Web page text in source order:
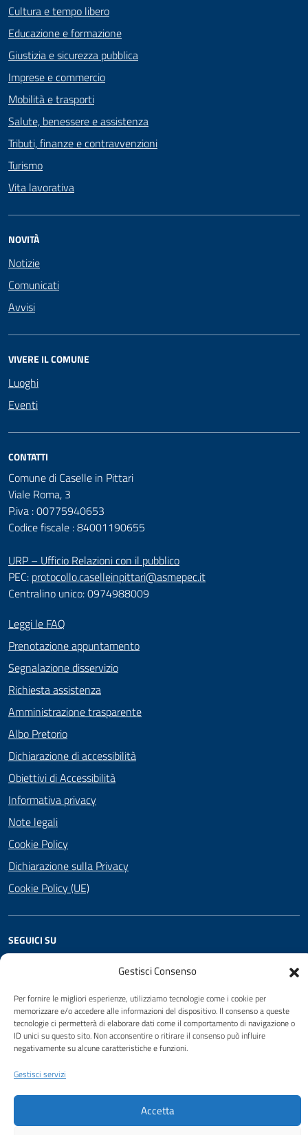
Gestisci Consenso
Per fornire le migliori esperienze, utilizziamo tecnologie come i cookie per
memorizzare e/o accedere alle informazioni del dispositivo. Il consenso a queste
tecnologie ci permetterà di elaborare dati come il comportamento di navigazione o
ID unici su questo sito. Non acconsentire o ritirare il consenso può influire
negativamente su alcune caratteristiche e funzioni.
Gestisci servizi
Accetta
Cultura e tempo libero
Educazione e formazione
Giustizia e sicurezza pubblica
Imprese e commercio
Mobilità e trasporti
Salute, benessere e assistenza
Tributi, finanze e contravvenzioni
Turismo
Vita lavorativa
NOVITÀ
Notizie
Comunicati
Avvisi
VIVERE IL COMUNE
Luoghi
Eventi
CONTATTI
Comune di Caselle in Pittari
Viale Roma, 3
P.iva : 00775940653
Codice fiscale : 84001190655
URP – Ufficio Relazioni con il pubblico
PEC: protocollo.caselleinpittari@asmepec.it
Centralino unico: 0974988009
Leggi le FAQ
Prenotazione appuntamento
Segnalazione disservizio
Richiesta assistenza
Amministrazione trasparente
Albo Pretorio
Dichiarazione di accessibilità
Obiettivi di Accessibilità
Informativa privacy
Note legali
Cookie Policy
Dichiarazione sulla Privacy
Cookie Policy (UE)
SEGUICI SU
YouTube
Attuazione Misure PNRR
Piano di miglioramento del sito